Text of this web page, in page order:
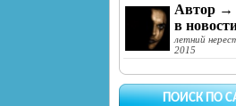
Автор →
в
летний
2015
ПОИСК ПО